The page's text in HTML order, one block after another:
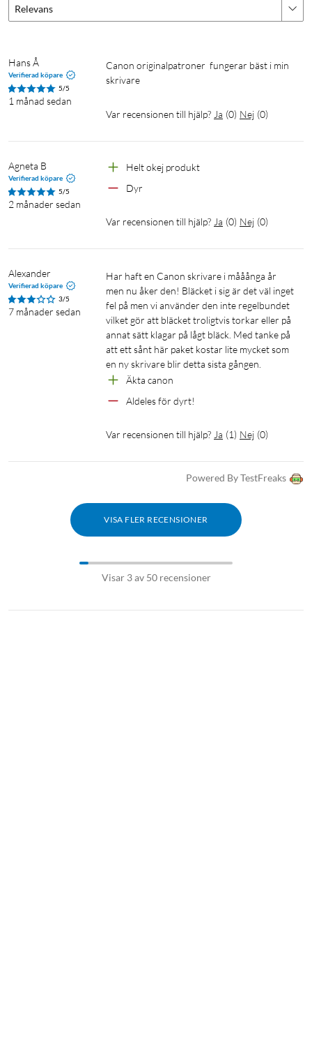
Relevans
Hans Å
Verifierad köpare
5/5
1 månad sedan
canon originalpatroner  fungerar bäst i min
skrivare
Var recensionen till hjälp? Ja (0) Nej (0)
Agneta B
Verifierad köpare
5/5
2 månader sedan
Helt okej produkt
Dyr
Var recensionen till hjälp? Ja (0) Nej (0)
Alexander
Verifierad köpare
3/5
7 månader sedan
Har haft en Canon skrivare i mååånga år
men nu åker den! Bläcket i sig är det väl inget
fel på men vi använder den inte regelbundet
vilket gör att bläcket troligtvis torkar eller på
annat sätt klagar på lågt bläck. Med tanke på
att ett sånt här paket kostar lite mycket som
en ny skrivare blir detta sista gången.
Äkta canon
Aldeles för dyrt!
Var recensionen till hjälp? Ja (1) Nej (0)
Powered By TestFreaks
VISA FLER RECENSIONER
Visar 3 av 50 recensioner